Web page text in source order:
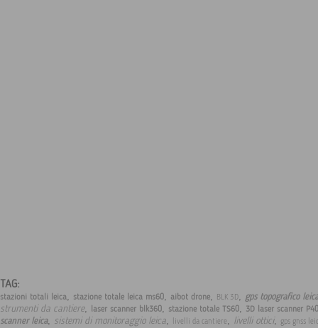
TAG:
stazioni totali leica, stazione totale leica ms60, aibot drone, BLK 3D, gps topografico
strumenti da cantiere, laser scanner blk360, stazione totale TS60, 3D laser scanner P40
scanner leica, sistemi di monitoraggio leica, livelli da cantiere, livelli ottici, gps gnss